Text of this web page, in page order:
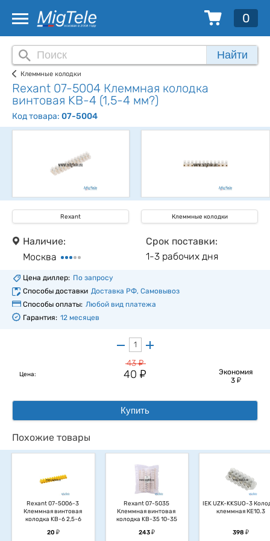
0
Найти
Клеммные колодки
Rexant 07-5004 Клеммная колодка
винтовая KВ-4 (1,5-4 мм?)
Код товара: 07-5004
Rexant Клеммные колодки
Наличие:
Москва
Срок поставки:
1-3 рабочих дня
Цена диллер: По запросу
Способы доставки Доставка РФ, Самовывоз
Способы оплаты: Любой вид платежа
Гарантия: 12 месяцев
Цена:
43у
40у
Экономия
3 у
Купить
Похожие товары
Rexant 07-5006-3
Клеммная винтовая
колодка KВ-6 2,5-6
20 у
Rexant 07-5035
Клеммная винтовая
колодка KВ-35 10-35
243у
IEK UZK-KKSUO-3
клеммная КЕ10.3
398у